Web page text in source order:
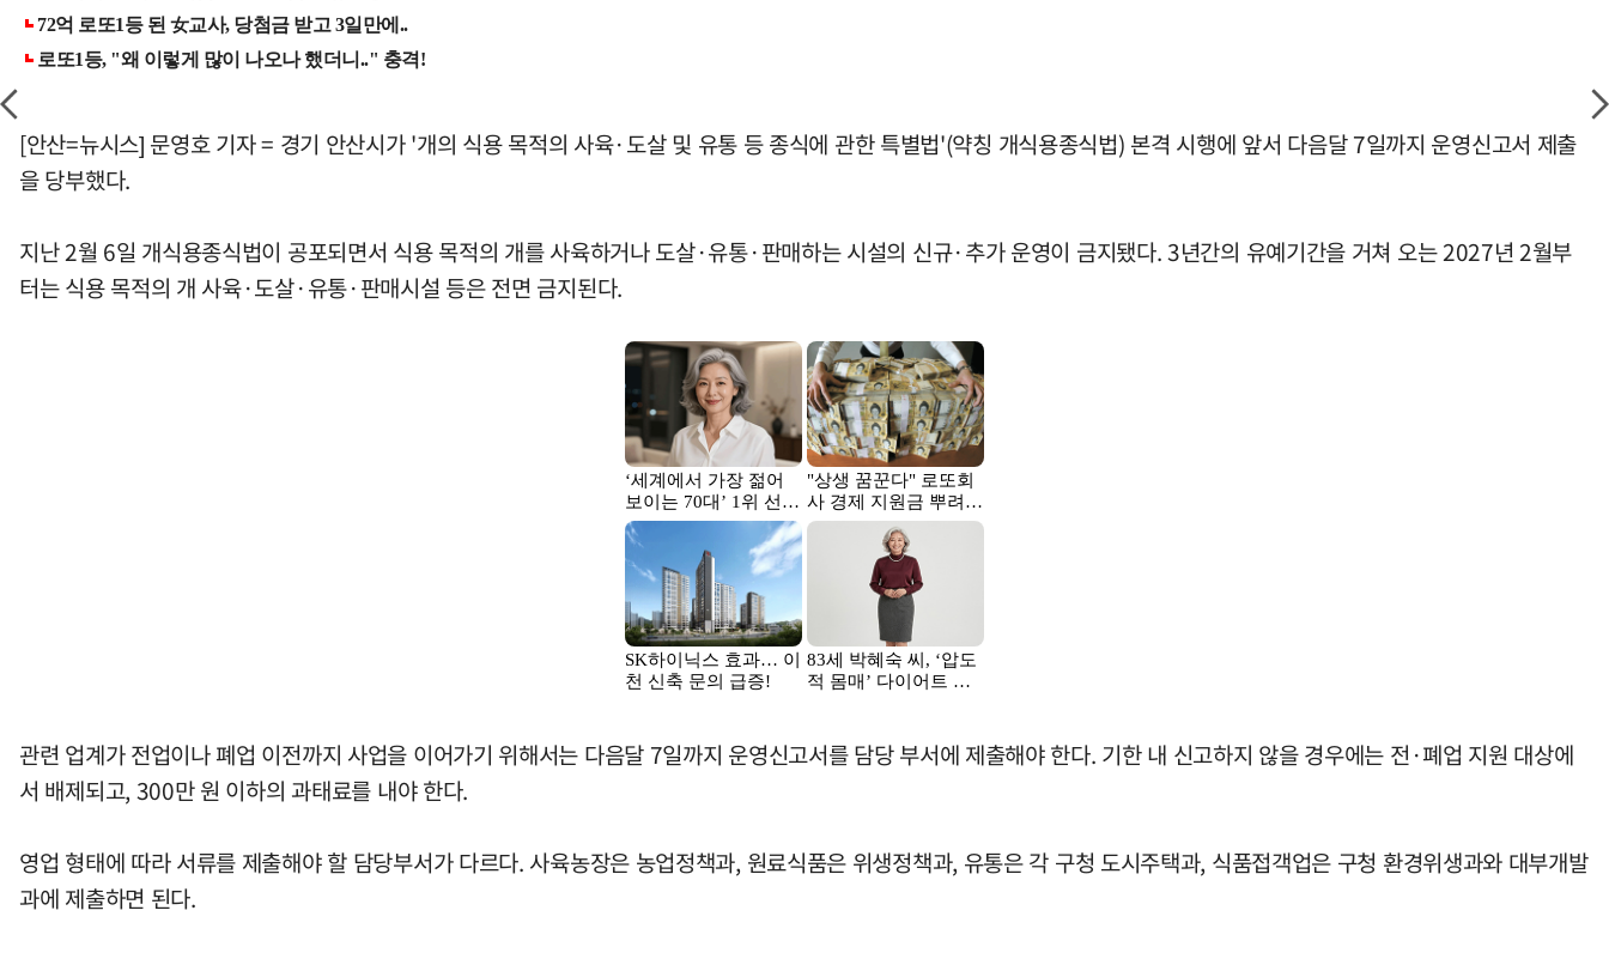
[안산=뉴시스] 문영호 기자 = 경기 안산시가 '개의 식용 목적의 사육·도살 및 유통 등 종식에 관한 특별법'(약칭 개식용종식법) 본격 시행에 앞서 다음달 7일까지 운영신고서 제출
을 당부했다.
지난 2월 6일 개식용종식법이 공포되면서 식용 목적의 개를 사육하거나 도살·유통·판매하는 시설의 신규·추가 운영이 금지됐다. 3년간의 유예기간을 거쳐 오는 2027년 2월부
터는 식용 목적의 개 사육·도살·유통·판매시설 등은 전면 금지된다.
관련 업계가 전업이나 폐업 이전까지 사업을 이어가기 위해서는 다음달 7일까지 운영신고서를 담당 부서에 제출해야 한다. 기한 내 신고하지 않을 경우에는 전·폐업 지원 대상에
서 배제되고, 300만 원 이하의 과태료를 내야 한다.
영업 형태에 따라 서류를 제출해야 할 담당부서가 다르다. 사육농장은 농업정책과, 원료식품은 위생정책과, 유통은 각 구청 도시주택과, 식품접객업은 구청 환경위생과와 대부개발
과에 제출하면 된다.